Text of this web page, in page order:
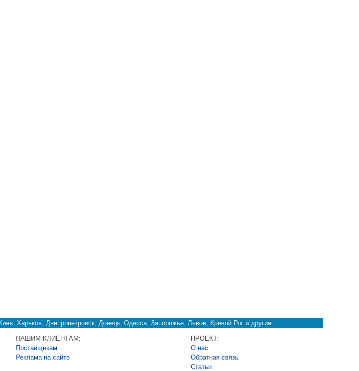
Харьков, Днепропетровск, Донецк, Одесса, Запорожье, Львов, Кривой Рог и другие.
НАШИМ КЛИЕНТАМ:
Поставщикам
Реклама на сайте
ПРОЕКТ:
О нас
Обратная связь
Cтатьи